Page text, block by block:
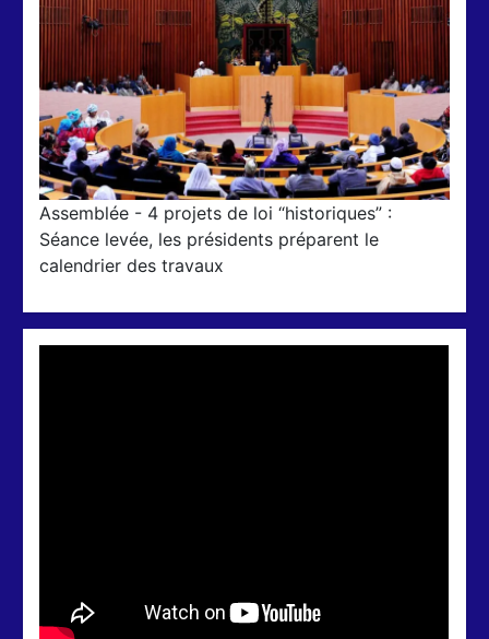
Assemblée - 4 projets de loi “historiques” :
Séance levée, les présidents préparent le
calendrier des travaux